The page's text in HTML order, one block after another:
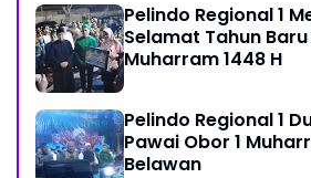
Pelindo Regional 1
Selamat Tahun Baru
Muharram 1448 H
Pelindo Regional 1
Pawai Obor 1
Belawan